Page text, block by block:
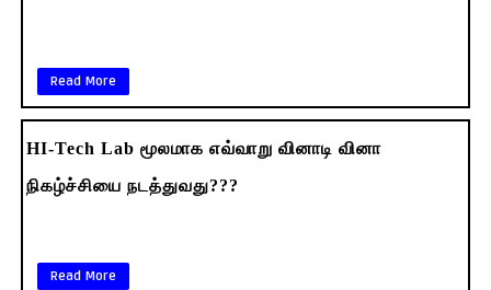
Read More
HI-Tech Lab மூலமாக எவ்வாறு வினாடி வினா
நிகழ்ச்சியை நடத்துவது???
Read More